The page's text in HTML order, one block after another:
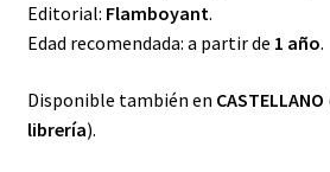
Editorial: Flamboyant.
Edad recomendada: a partir de 1 año.
Disponible también en CASTELLANO
librería).